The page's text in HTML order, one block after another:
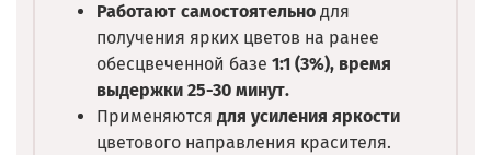
Работают самостоятельно для
получения ярких цветов на ранее
обесцвеченной базе 1:1 (3%), время
выдержки 25-30 минут.
Применяются для усиления яркости
цветового направления красителя.